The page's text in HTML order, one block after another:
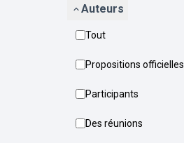
Auteurs
Tout
Propositions officielles
Participants
Des réunions